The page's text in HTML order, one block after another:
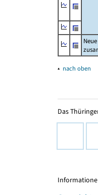
▴ nach oben
Das